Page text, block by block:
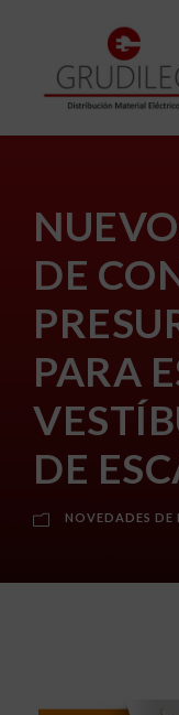
DE
PARA
DE
NOVEDADES DE